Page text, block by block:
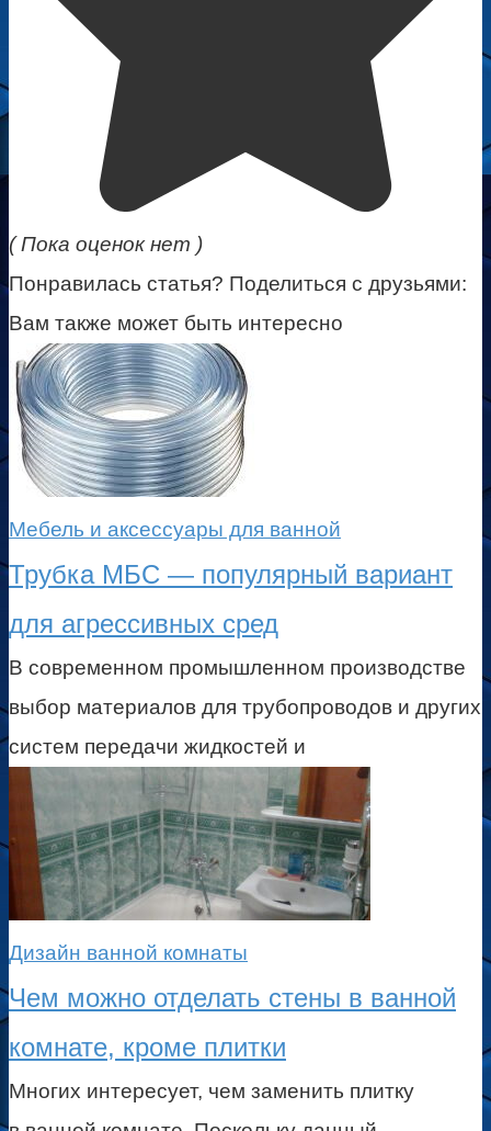
( Пока оценок нет )
Понравилась статья? Поделиться с друзьями:
Вам также может быть интересно
Мебель и аксессуары для ванной
Трубка МБС — популярный вариант
для агрессивных сред
В современном промышленном производстве
выбор материалов для трубопроводов и других
систем передачи жидкостей и
Дизайн ванной комнаты
Чем можно отделать стены в ванной
комнате, кроме плитки
Многих интересует, чем заменить плитку